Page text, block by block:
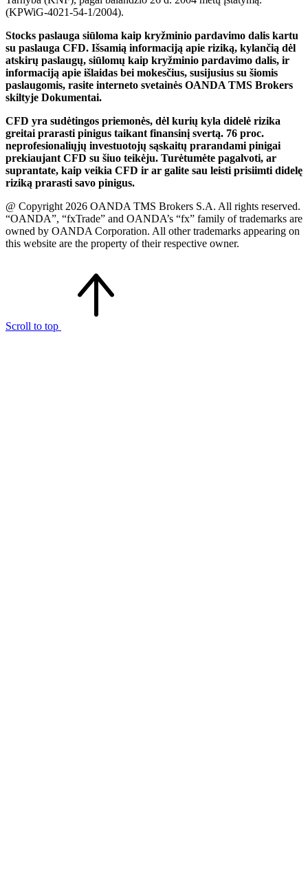
(KPWiG-4021-54-1/2004).
Stocks paslauga siūloma kaip kryžminio pardavimo dalis kartu
su paslauga CFD. Išsamią informaciją apie riziką, kylančią dėl
atskirų paslaugų, siūlomų kaip kryžminio pardavimo dalis, ir
informaciją apie išlaidas bei mokesčius, susijusius su šiomis
paslaugomis, rasite interneto svetainės OANDA TMS Brokers
skiltyje Dokumentai.
CFD yra sudėtingos priemonės, dėl kurių kyla didelė rizika
greitai prarasti pinigus taikant finansinį svertą. 76 proc.
neprofesionaliųjų investuotojų sąskaitų prarandami pinigai
prekiaujant CFD su šiuo teikėju. Turėtumėte pagalvoti, ar
suprantate, kaip veikia CFD ir ar galite sau leisti prisiimti didelę
riziką prarasti savo pinigus.
@ Copyright 2026 OANDA TMS Brokers S.A. All rights reserved.
“OANDA”, “fxTrade” and OANDA’s “fx” family of trademarks are
owned by OANDA Corporation. All other trademarks appearing on
this website are the property of their respective owner.
Scroll to top